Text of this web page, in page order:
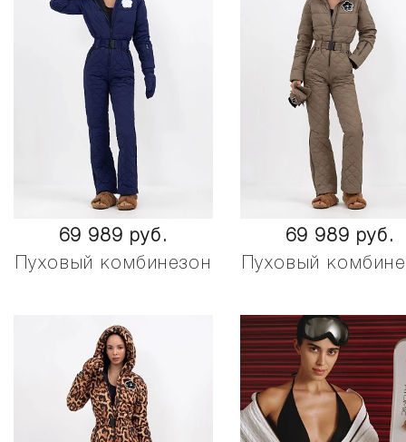
69 989 руб.
Пуховый комбинезон
69 989 руб.
Пуховый